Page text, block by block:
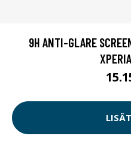
9H ANTI-GLARE